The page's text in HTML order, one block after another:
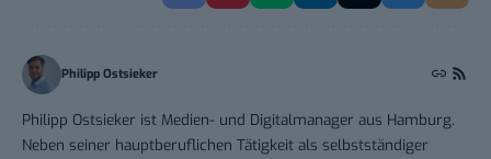
Philipp Ostsieker
Philipp Ostsieker ist Medien- und Digitalmanager aus Hamburg.
Neben seiner hauptberuflichen Tätigkeit als selbstständiger